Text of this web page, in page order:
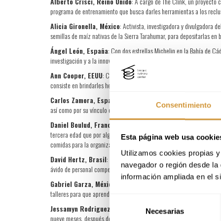
Consentimiento
Esta página web usa
Utilizamos cookies propias
navegador o región desde
información ampliada en el
de
Necesarias
programa de entrenamiento que busca darles herramientas a los
Alicia Gironella, México: Activista, investigadora y divulgadora
semillas de maíz nativas de la Sierra Tarahumar, para depositarlas
Ángel León, España: Con dos estrellas Michelin en la Bahía de
investigación y a la innovación, traduciendo el conocimiento que
Ann Cooper, EEUU: Con la idea de ayudar a reducir los altos
consiste en brindarles herramientas a escuelas primarias, de manera
Carlos Zamora, España
: A la cabeza de Deluz, promueve un
así como por su vínculo con entidades sociales en proyectos como
Daniel Boulud, Francia / Estados Unidos
: El reconocido
tercera edad que por alguna condición física o mental son
comidas para la organización.
David Hertz, Brasil: Defensor del movimiento de gastronomía
ávido de personal competente. Ha logrado construir una red de
Gabriel Garza, México
: En contacto con la fundación Destellos
talleres para que aprendan a cocinar por por sí solos y adquieran
Jessamyn Rodriguez, Canadá / Estados Unidos
: Creó Hot
nueve meses, después del cual busca insertarlas laboralmente.